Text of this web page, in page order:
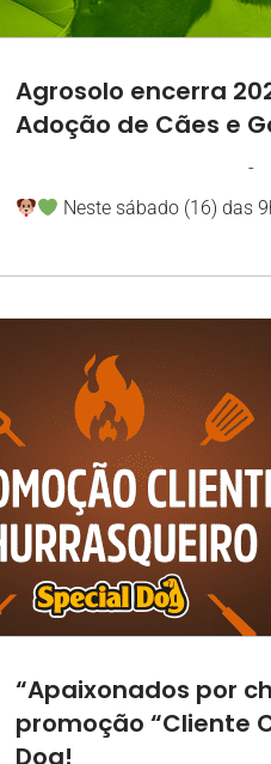
Agrosolo encerra
Adoção de Cães e
-
Neste sábado (16) das
“Apaixonados por
promoção “Cliente
Dog!